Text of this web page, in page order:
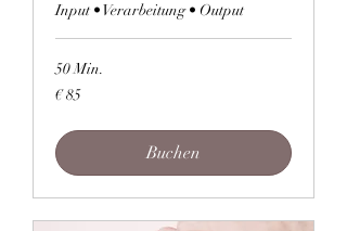
Input • Verarbeitung • Output
50 Min.
85
Euro
€ 85
Buchen